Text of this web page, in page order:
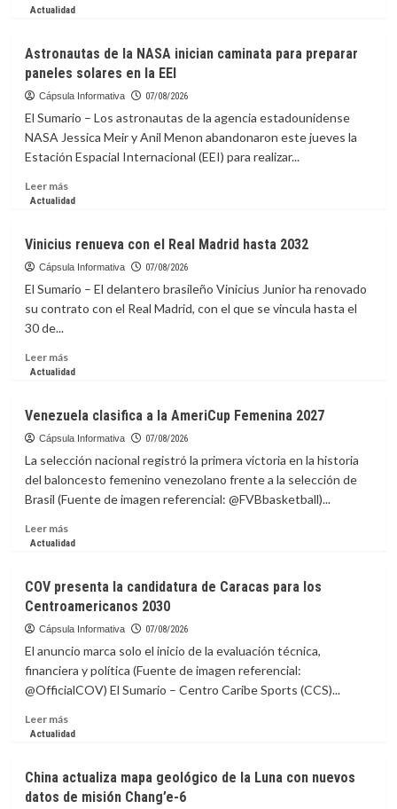
más
Forlán
dirigirá
la
20
de
Uruguay
se
la
absoluta
Actualidad
Astronautas de la NASA inician caminata para preparar
paneles solares en la EEI
Cápsula Informativa 07/08/2026
El Sumario – Los astronautas de la agencia estadounidense
NASA Jessica Meir y Anil Menon abandonaron este jueves la
Estación Espacial Internacional (EEI) para realizar...
Leer másLeer
más
de
la
NASA
caminata
paneles
la
EEI
Actualidad
Vinicius renueva con el Real Madrid hasta 2032
Cápsula Informativa 07/08/2026
El Sumario – El delantero brasileño Vinicius Junior ha renovado
su contrato con el Real Madrid, con el que se vincula hasta el
30 de...
Leer másLeer
más
renueva
con
Madrid
hasta
Actualidad
Venezuela clasifica a la AmeriCup Femenina 2027
Cápsula Informativa 07/08/2026
La selección nacional registró la primera victoria en la historia
del baloncesto femenino venezolano frente a la selección de
Brasil (Fuente de imagen referencial: @FVBbasketball)...
Leer másLeer
más
clasifica
a
la
Femenina
2027
Actualidad
COV presenta la candidatura de Caracas para los
Centroamericanos 2030
Cápsula Informativa 07/08/2026
El anuncio marca solo el inicio de la evaluación técnica,
financiera y política (Fuente de imagen referencial:
@OfficialCOV) El Sumario – Centro Caribe Sports (CCS)...
Leer másLeer
más
presenta
la
Actualidad
China actualiza mapa geológico de la Luna con nuevos
datos de misión Chang’e-6